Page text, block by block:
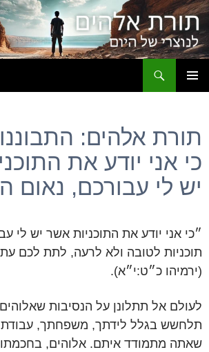
תורת אלהים:
כי אני יודע את
יש לי עבורכם, נאום
״כי אני יודע את התוכניות אשר יש לי
תוכניות לטובה ולא לרעה, לתת לכם
(ירמיהו כ״ט:י״א).
לעולם אל תתלונן על הנסיבות
תלחשש בגלל לידתך, משפחתך,
שאתה מתמודד איתם. אלוהים, בחכמתו